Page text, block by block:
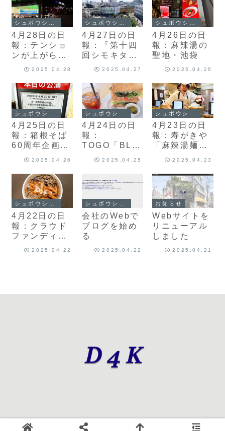
「CAMPFIR
Eキュレーシ
ョンパートナ
ー」
い」
4月28日の日
報：テンショ
ンが上がらな
い一日、雨の
2025.04.28
4月27日の日
報：『第十四
回シモキタ名
人戦』と『代
2025』
2025.04.27
4月26日の日
報：麻辣湯の
聖地・池袋
2025.04.26
4月25日の日
報：箱根そば
60周年企画第
と「可愛いっ
て言わないと
呪う！」
2025.04.26
4月24日の日
報：
TOGO「BLT
日と
2025.04.25
4月23日の日
報：寿がきや
「麻辣湯麺」
メン」
2025.04.23
4月22日の日
報：クラウド
ファンディン
グとナポリタ
2025.04.22
会社のWebで
ブログを始め
る
2025.04.22
お知らせ
Webサイトを
リニューアル
しました
2025.04.21
© 2025 第四企画.